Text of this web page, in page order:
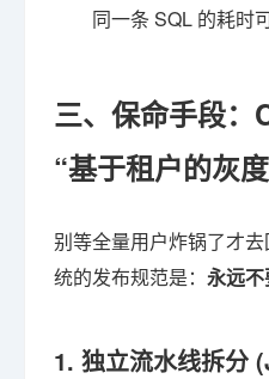
同一条 SQL 的耗时
三、保命手段：
“基于租户的灰
别等全量用户炸锅了才
统的发布规范是： 永远不
1. 独立流水线拆分